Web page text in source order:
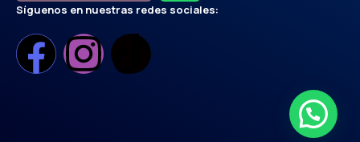
Síguenos en nuestras redes sociales: